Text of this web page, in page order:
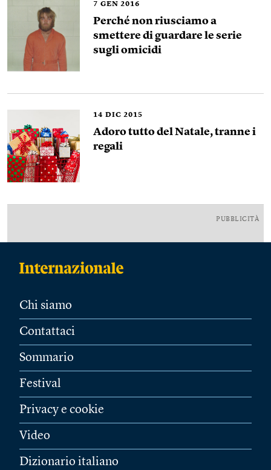
7 GEN 2016
Perché non riusciamo a
smettere di guardare le serie
sugli omicidi
14 DIC 2015
Adoro tutto del Natale, tranne i
regali
PUBBLICITÀ
Chi siamo
Contattaci
Sommario
Festival
Privacy e cookie
Video
Dizionario italiano